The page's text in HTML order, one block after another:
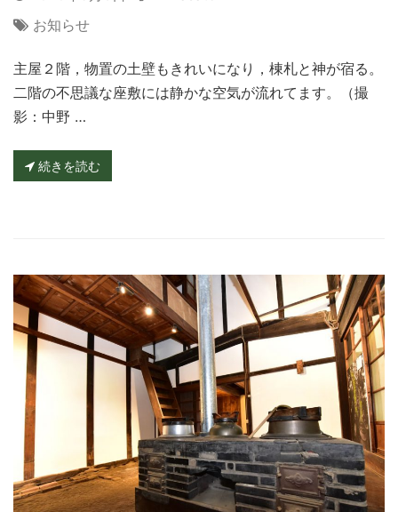
お知らせ
主屋２階，物置の土壁もきれいになり，棟札と神が宿る。
二階の不思議な座敷には静かな空気が流れてます。（撮
影：中野 …
続きを読む